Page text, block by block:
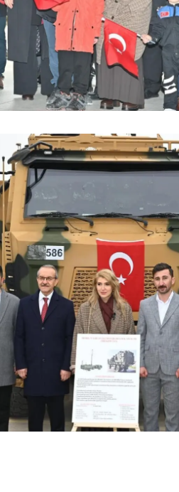
Kayseri
Kırklareli
Kırşehir
Kocaeli
Konya
Kütahya
Malatya
Manisa
Kahramanmaraş
Mardin
Muğla
Muş
Nevşehir
Niğde
Ordu